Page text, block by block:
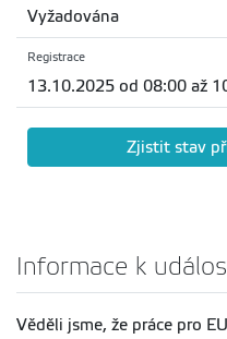
Vyžadována
Registrace
13.10.2025 od 08:00 až
Zjistit stav
Informace k
Věděli jsme, že práce pro